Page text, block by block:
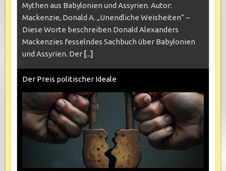
Mythen aus Babylonien und Assyrien. Autor:
Mackenzie, Donald A. „Unendliche Weisheiten“ –
Diese Worte beschreiben Donald Alexanders
Mackenzies fesselndes Sachbuch über Babylonien
und Assyrien. Der [...]
Der Preis politischer Ideale